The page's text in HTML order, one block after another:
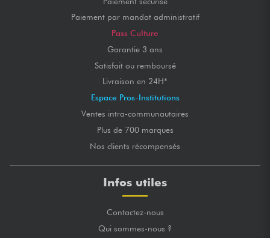
Paiement par mandat administratif
Pass Culture
Garantie 3 ans
Satisfait ou remboursé
Livraison en 24H*
Espace Pros-Institutions
Ventes intra-communautaires
Plus de 700 marques
Nos clients récompensés
Infos utiles
Contactez-nous
Qui sommes-nous ?